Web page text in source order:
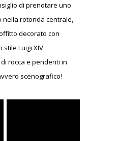
di prenotare uno
nella rotonda centrale,
decorato con
stile Luigi XIV
rocca e pendenti in
scenografico!